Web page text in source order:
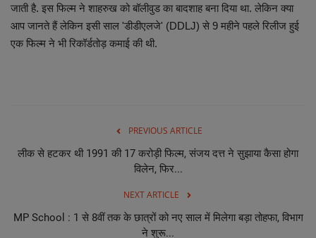
जाती है. इस फिल्म ने शाहरुख को बॉलीवुड का बादशाह बना दिया था. लेकिन क्या
आप जानते हैं लेकिन इसी साल 'डीडीएलजे' (DDLJ) से 9 महीने पहले रिलीज हुई
एक फिल्म ने भी रिकॉर्डतोड़ कमाई की थी.
PREVIOUS ARTICLE
लीक से हटकर थी 1991 की 17 करोड़ी फिल्म, संजय दत्त ने सुझाया कैसा होगा
विलेन, फिर...
NEXT ARTICLE
MP School : 1 से 8वीं तक के छात्रों को नए साल में मिलेगा बड़ा तोहफा, विभाग
ने शुरू...